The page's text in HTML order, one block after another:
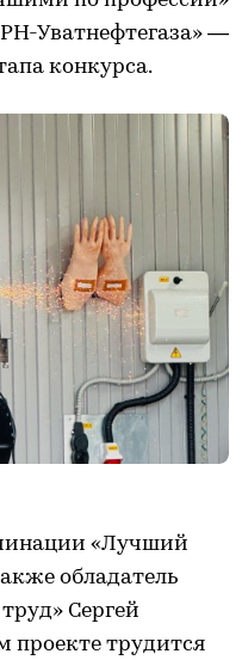
Уватнефтегаза» —
конкурса.
«Лучший
обладатель
Сергей
проекте трудится